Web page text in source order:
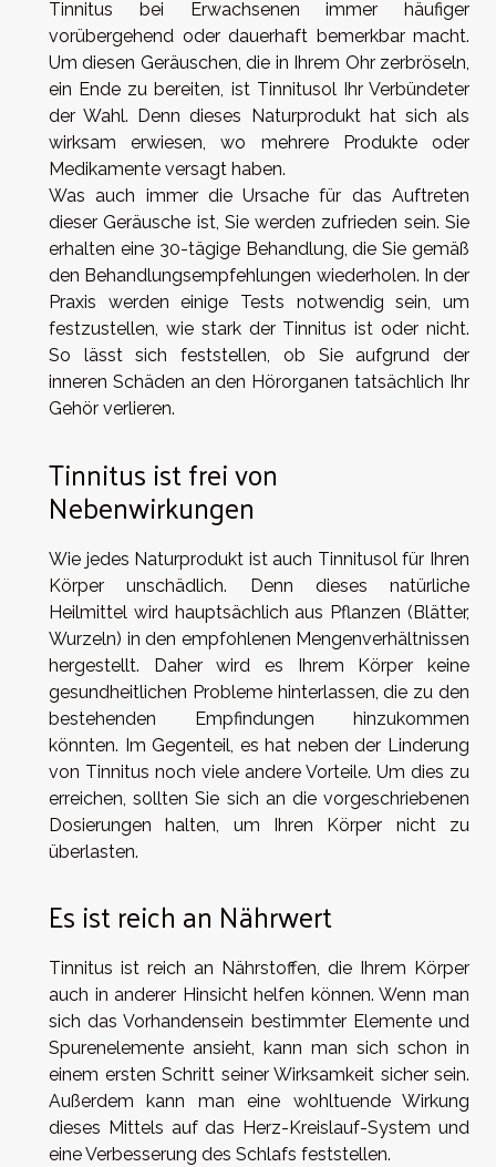
Tinnitus bei Erwachsenen immer häufiger
vorübergehend oder dauerhaft bemerkbar macht.
Um diesen Geräuschen, die in Ihrem Ohr zerbröseln,
ein Ende zu bereiten, ist Tinnitusol Ihr Verbündeter
der Wahl. Denn dieses Naturprodukt hat sich als
wirksam erwiesen, wo mehrere Produkte oder
Medikamente versagt haben.
Was auch immer die Ursache für das Auftreten
dieser Geräusche ist, Sie werden zufrieden sein. Sie
erhalten eine 30-tägige Behandlung, die Sie gemäß
den Behandlungsempfehlungen wiederholen. In der
Praxis werden einige Tests notwendig sein, um
festzustellen, wie stark der Tinnitus ist oder nicht.
So lässt sich feststellen, ob Sie aufgrund der
inneren Schäden an den Hörorganen tatsächlich Ihr
Gehör verlieren.
Tinnitus ist frei von
Nebenwirkungen
Wie jedes Naturprodukt ist auch Tinnitusol für Ihren
Körper unschädlich. Denn dieses natürliche
Heilmittel wird hauptsächlich aus Pflanzen (Blätter,
Wurzeln) in den empfohlenen Mengenverhältnissen
hergestellt. Daher wird es Ihrem Körper keine
gesundheitlichen Probleme hinterlassen, die zu den
bestehenden Empfindungen hinzukommen
könnten. Im Gegenteil, es hat neben der Linderung
von Tinnitus noch viele andere Vorteile. Um dies zu
erreichen, sollten Sie sich an die vorgeschriebenen
Dosierungen halten, um Ihren Körper nicht zu
überlasten.
Es ist reich an Nährwert
Tinnitus ist reich an Nährstoffen, die Ihrem Körper
auch in anderer Hinsicht helfen können. Wenn man
sich das Vorhandensein bestimmter Elemente und
Spurenelemente ansieht, kann man sich schon in
einem ersten Schritt seiner Wirksamkeit sicher sein.
Außerdem kann man eine wohltuende Wirkung
dieses Mittels auf das Herz-Kreislauf-System und
eine Verbesserung des Schlafs feststellen.